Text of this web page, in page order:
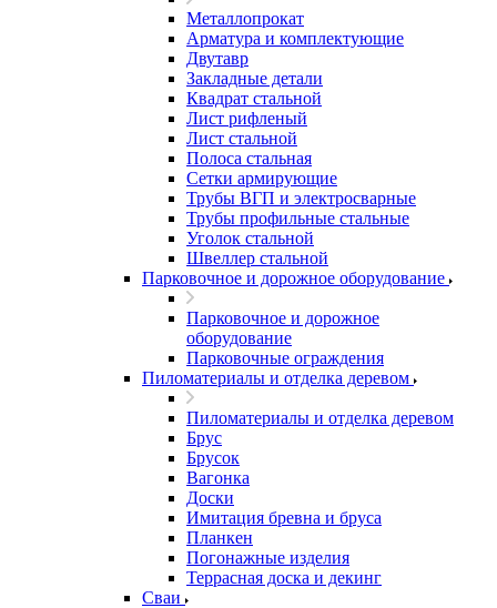
Металлопрокат
Арматура и комплектующие
Двутавр
Закладные детали
Квадрат стальной
Лист рифленый
Лист стальной
Полоса стальная
Сетки армирующие
Трубы ВГП и электросварные
Трубы профильные стальные
Уголок стальной
Швеллер стальной
Парковочное и дорожное оборудование
Парковочное и дорожное
оборудование
Парковочные ограждения
Пиломатериалы и отделка деревом
Пиломатериалы и отделка деревом
Брус
Брусок
Вагонка
Доски
Имитация бревна и бруса
Планкен
Погонажные изделия
Террасная доска и декинг
Сваи